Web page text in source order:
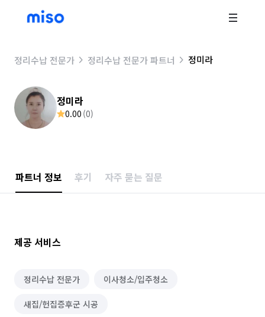
정리수납 전문가 정리수납 전문가 파트너 정미라
정미라
0.00 (0)
파트너 정보 후기 자주 묻는 질문
제공 서비스
정리수납 전문가 이사청소/입주청소
새집/헌집증후군 시공